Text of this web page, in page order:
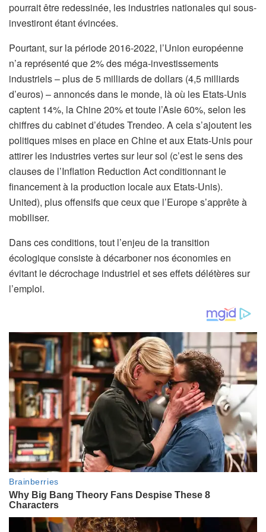
pourrait être redessinée, les industries nationales qui sous-
investiront étant évincées.
Pourtant, sur la période 2016-2022, l’Union européenne
n’a représenté que 2% des méga-investissements
industriels – plus de 5 milliards de dollars (4,5 milliards
d’euros) – annoncés dans le monde, là où les Etats-Unis
captent 14%, la Chine 20% et toute l’Asie 60%, selon les
chiffres du cabinet d’études Trendeo. A cela s’ajoutent les
politiques mises en place en Chine et aux Etats-Unis pour
attirer les industries vertes sur leur sol (c’est le sens des
clauses de l’Inflation Reduction Act conditionnant le
financement à la production locale aux Etats-Unis).
United), plus offensifs que ceux que l’Europe s’apprête à
mobiliser.
Dans ces conditions, tout l’enjeu de la transition
écologique consiste à décarboner nos économies en
évitant le décrochage industriel et ses effets délétères sur
l’emploi.